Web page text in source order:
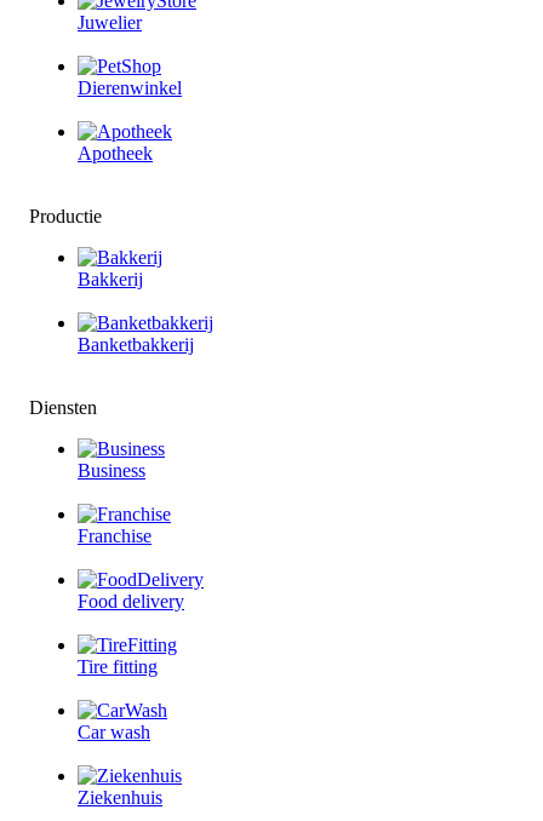
Juwelier
Dierenwinkel
Apotheek
Productie
Bakkerij
Banketbakkerij
Diensten
Business
Franchise
Food delivery
Tire fitting
Car wash
Ziekenhuis